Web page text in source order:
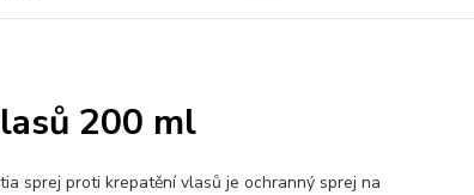
200 ml
sprej proti krepatění vlasů je ochranný sprej na